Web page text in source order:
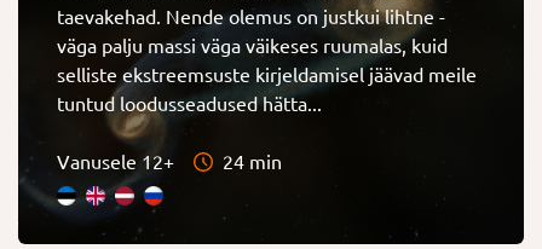
taevakehad. Nende olemus on justkui lihtne -
väga palju massi väga väikeses ruumalas, kuid
selliste ekstreemsuste kirjeldamisel jäävad meile
tuntud loodusseadused hätta...
Vanusele 12+ 24 min